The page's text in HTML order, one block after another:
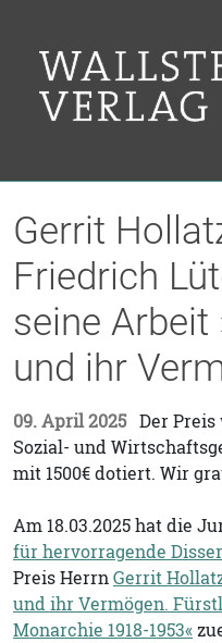
Gerrit
Friedrich
seine Arbeit
und ihr
09. April 2025 Der
Sozial- und
mit 1500€ dotiert. Wir
Am 18.03.2025 hat die
für hervorragende
Preis HerrnGerrit
und ihr Vermögen.
Monarchie 1918-1953«